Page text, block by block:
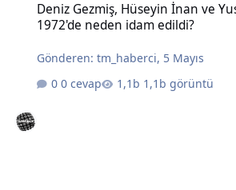
Deniz Gezmiş, Hüseyin İnan ve
1972'de neden idam edildi?
Gönderen:tm_haberci, 5 Mayıs
0 cevap
1,1b görüntü